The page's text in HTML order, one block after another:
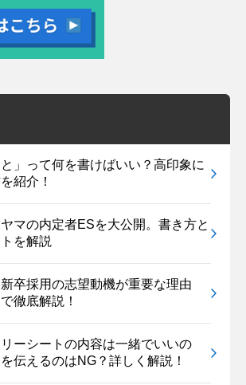
と」って何を書けばいい？高印象に
紹介！
マの内定者ESを大公開。書き方と
を解説
新卒採用の志望動機が重要な理由
徹底解説！
ーシートの内容は一緒でいいの
伝えるのはNG？詳しく解説！